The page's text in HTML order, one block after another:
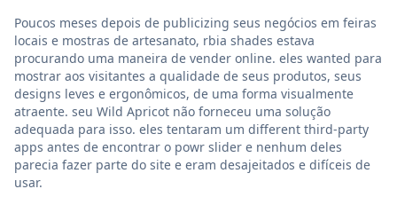
Poucos meses depois de publicizing seus negócios em feiras
locais e mostras de artesanato, rbia shades estava
procurando uma maneira de vender online. eles wanted para
mostrar aos visitantes a qualidade de seus produtos, seus
designs leves e ergonômicos, de uma forma visualmente
atraente. seu Wild Apricot não forneceu uma solução
adequada para isso. eles tentaram um different third-party
apps antes de encontrar o powr slider e nenhum deles
parecia fazer parte do site e eram desajeitados e difíceis de
usar.